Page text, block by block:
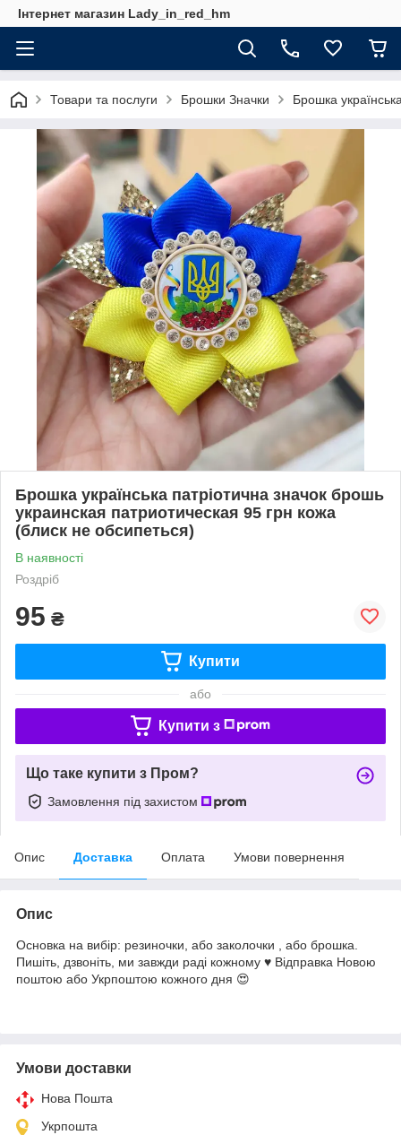
Інтернет магазин Lady_in_red_hm
Товари та послуги Брошки Значки Брошка
Брошка українська патріотична значок брошь
украинская патриотическая 95 грн кожа
(блиск не обсипеться)
В наявності
Роздріб
95 ₴
Купити
або
Купити з
Що таке купити з Пром?
Замовлення під захистом
Опис Доставка Оплата Умови повернення
Опис
Основка на вибір: резиночки, або заколочки , або брошка.
Пишіть, дзвоніть, ми завжди раді кожному ♥️ Відправка Новою
поштою або Укрпоштою кожного дня 😍
Умови доставки
Нова Пошта
Укрпошта